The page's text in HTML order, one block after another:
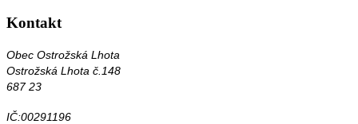
Kontakt
Obec Ostrožská Lhota
Ostrožská Lhota č.148
687 23
IČ:00291196